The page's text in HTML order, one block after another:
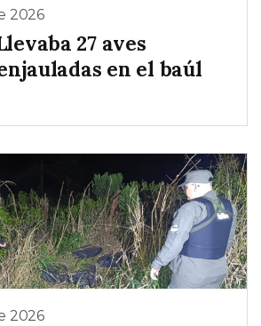
2026
27 aves
en el baúl
2026